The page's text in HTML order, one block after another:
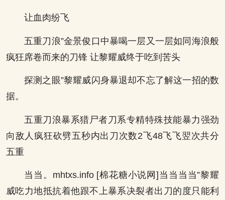
让血肉纷飞
五重刀浪”金景俊口中暴喝一层又一层如同海浪般
疯狂席卷而来的刀锋 让黎耀威终于吃到苦头
探测之眼”黎耀威闪身暴退却不忘了解这一招的数
据。
五重刀浪暴系猎尸者刀系专精特殊技能暴力强劲
向敌人疯狂砍劈五秒内出刀次数2飞48飞飞翌次共分
五重
当当。mhtxs.info [棉花糖小说网]当当当当”黎耀
威吃力地抵抗着他跟不上暴系决裂者出刀的度只能利